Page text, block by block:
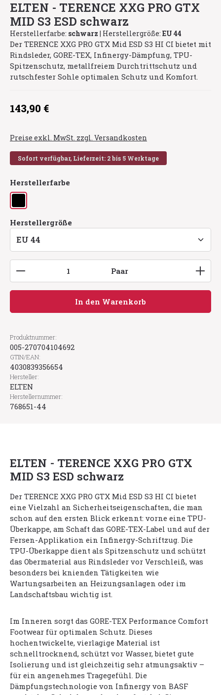
ELTEN - TERENCE XXG PRO GTX
MID S3 ESD schwarz
Herstellerfarbe: schwarz | Herstellergröße: EU 44
Der TERENCE XXG PRO GTX Mid ESD S3 HI CI bietet mit
Rindsleder, GORE-TEX, Infinergy-Dämpfung, TPU-
Spitzenschutz, metallfreiem Durchtrittschutz und
rutschfester Sohle optimalen Schutz und Komfort.
Regulärer Preis:
143,90 €
Preise exkl. MwSt. zzgl. Versandkosten
Sofort verfügbar, Lieferzeit: 2 bis 5 Werktage
Herstellerfarbe
schwarz
Herstellergröße
Produkt Anzahl: Gib den gewünschten Wert
Paar
In den Warenkorb
Produktnummer:
005-270704104692
GTIN/EAN:
4030839356654
Hersteller:
ELTEN
Herstellernummer:
768651-44
ELTEN - TERENCE XXG PRO GTX
MID S3 ESD schwarz
Der TERENCE XXG PRO GTX Mid ESD S3 HI CI bietet
eine Vielzahl an Sicherheitseigenschaften, die man
schon auf den ersten Blick erkennt: vorne eine TPU-
Überkappe, am Schaft das GORE-TEX-Label und auf der
Fersen-Applikation ein Infinergy-Schriftzug. Die
TPU-Überkappe dient als Spitzenschutz und schützt
das Obermaterial aus Rindsleder vor Verschleiß, was
besonders bei knienden Tätigkeiten wie
Wartungsarbeiten an Heizungsanlagen oder im
Landschaftsbau wichtig ist.
Im Inneren sorgt das GORE-TEX Performance Comfort
Footwear für optimalen Schutz. Dieses
hochentwickelte, vierlagige Material ist
schnelltrocknend, schützt vor Wasser, bietet gute
Isolierung und ist gleichzeitig sehr atmungsaktiv –
für ein angenehmes Tragegefühl. Die
Dämpfungstechnologie von Infinergy von BASF